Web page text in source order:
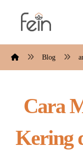
Blog
Cara
Kering